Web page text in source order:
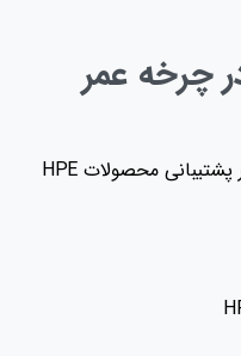
چرخه عمر
تخصص ویژه در پشتیبانی محصولات HPE